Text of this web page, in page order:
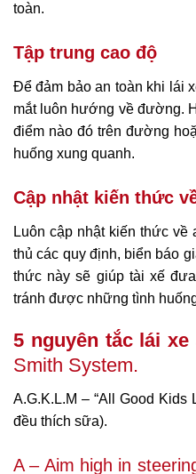
toàn.
Tập trung cao độ
Để đảm bảo an toàn khi lái
mắt luôn hướng về đường.
điểm nào đó trên đường
huống xung quanh.
Cập nhật kiến thức
Luôn cập nhật kiến thức về
thủ các quy định, biển báo
thức này sẽ giúp tài xế
tránh được những tình
5 nguyên tắc lái xe
Smith System.
A.G.K.L.M – “All Good Kids
đều thích sữa).
A – Aim high in